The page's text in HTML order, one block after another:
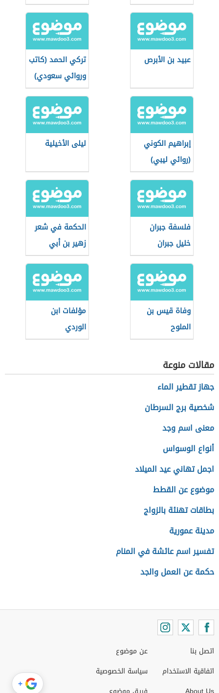
عبيد بن الأبرص
تركي الحمد (كاتب
وروائي سعودي)
إبراهيم الكوني
(روائي ليبي)
ليلى الأخيلية
فلسفة جبران
خليل جبران
الحكمة في شعر
زهير بن أبي
سلمى
وفاة قيس بن
الملوح
مؤلفات ابن
الوردي
مقالات منوعة
جهاز تقطير الماء
شخصية برج السرطان
معنى اسم وجد
أنواع الوسواس
اجمل تهاني عيد الميلاد
موضوع عن القطط
بطاقات تهنئة بالزواج
مدينة عمورية
تفسير اسم عائشة في المنام
حكمة عن العمل والجد
اتصل بنا
اتفاقية الاستخدام
عن موضوع
سياسة الخصوصية
+